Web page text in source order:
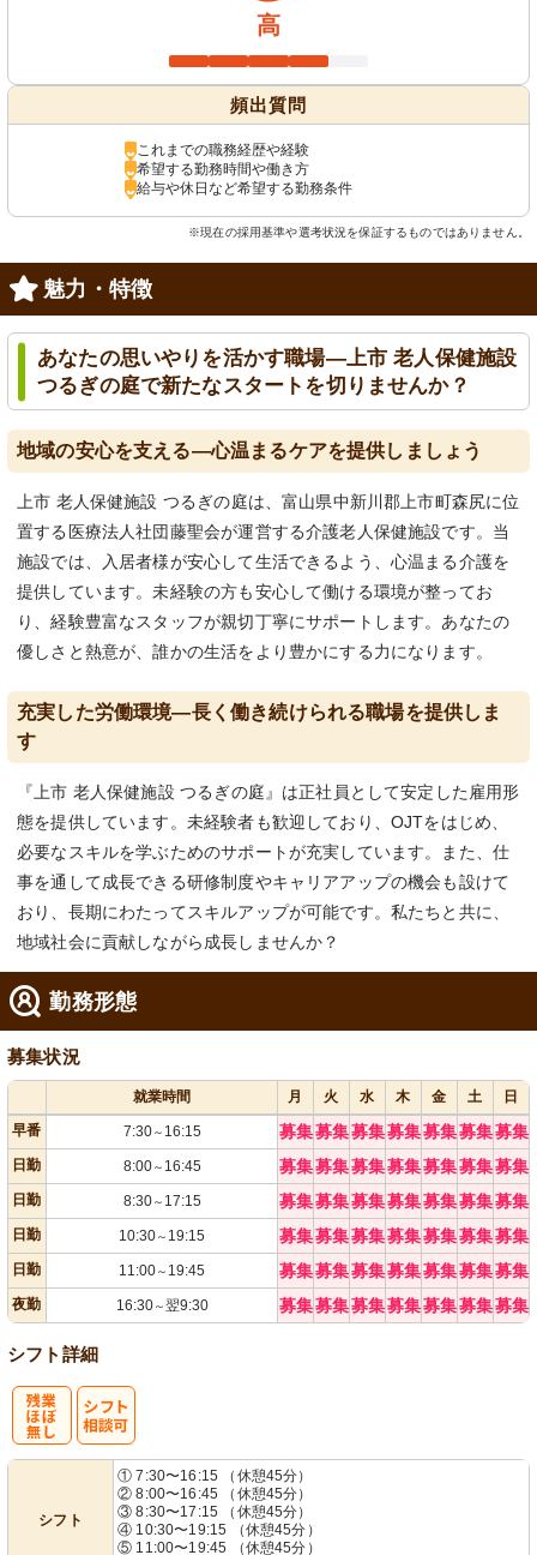
高
頻出質問
これまでの職務経歴や経験
希望する勤務時間や働き方
給与や休日など希望する勤務条件
※現在の採用基準や選考状況を保証するものではありません。
魅力・特徴
あなたの思いやりを活かす職場—上市 老人保健施設
つるぎの庭で新たなスタートを切りませんか？
地域の安心を支える—心温まるケアを提供しましょう
上市 老人保健施設 つるぎの庭は、富山県中新川郡上市町森尻に位
置する医療法人社団藤聖会が運営する介護老人保健施設です。当
施設では、入居者様が安心して生活できるよう、心温まる介護を
提供しています。未経験の方も安心して働ける環境が整ってお
り、経験豊富なスタッフが親切丁寧にサポートします。あなたの
優しさと熱意が、誰かの生活をより豊かにする力になります。
充実した労働環境—長く働き続けられる職場を提供しま
す
『上市 老人保健施設 つるぎの庭』は正社員として安定した雇用形
態を提供しています。未経験者も歓迎しており、OJTをはじめ、
必要なスキルを学ぶためのサポートが充実しています。また、仕
事を通して成長できる研修制度やキャリアアップの機会も設けて
おり、長期にわたってスキルアップが可能です。私たちと共に、
地域社会に貢献しながら成長しませんか？
勤務形態
募集状況
就業時間 月 火 水 木 金 土
日
早番
7:30～ 16:15 募集募集募集募集募集募集募集
日勤 8:00～ 16:45 募集募集募集募集募集募集募集
日勤 8:30～ 17:15 募集募集募集募集募集募集募集
日勤 10:30～ 19:15 募集募集募集募集募集募集募集
日勤 11:00～ 19:45 募集募集募集募集募集募集募集
夜勤 16:30～翌9:30 募集募集募集募集募集募集募集
シフト詳細
シフト
① 7:30〜16:15 （休憩45分）
② 8:00〜16:45 （休憩45分）
③ 8:30〜17:15 （休憩45分）
④ 10:30〜19:15 （休憩45分）
⑤ 11:00〜19:45 （休憩45分）